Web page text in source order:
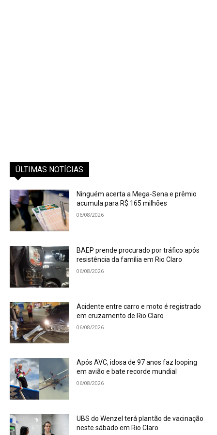
ÚLTIMAS NOTÍCIAS
Ninguém acerta a Mega-Sena e prêmio
acumula para R$ 165 milhões
06/08/2026
BAEP prende procurado por tráfico após
resistência da família em Rio Claro
06/08/2026
Acidente entre carro e moto é registrado
em cruzamento de Rio Claro
06/08/2026
Após AVC, idosa de 97 anos faz looping
em avião e bate recorde mundial
06/08/2026
UBS do Wenzel terá plantão de vacinação
neste sábado em Rio Claro